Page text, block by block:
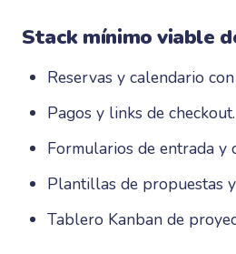
Stack mínimo viable
Reservas y calendario
Pagos y links de checkout.
Formularios de entrada y
Plantillas de propuestas
Tablero Kanban de